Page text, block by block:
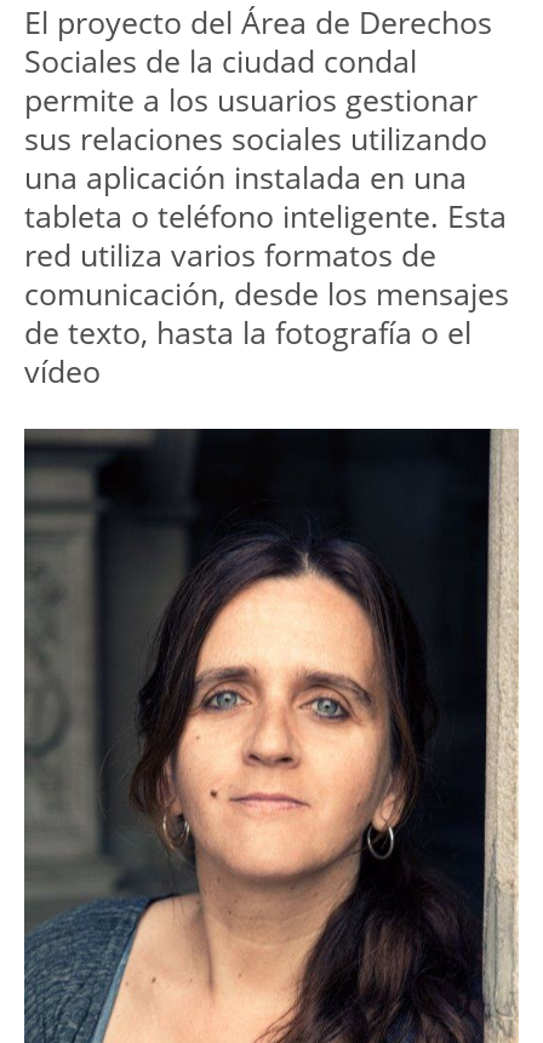
El proyecto del Área de Derechos
Sociales de la ciudad condal
permite a los usuarios gestionar
sus relaciones sociales utilizando
una aplicación instalada en una
tableta o teléfono inteligente. Esta
red utiliza varios formatos de
comunicación, desde los mensajes
de texto, hasta la fotografía o el
vídeo